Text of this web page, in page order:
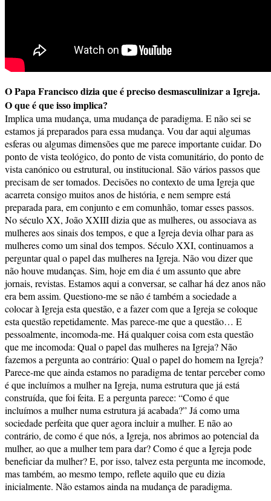
O Papa Francisco dizia que é preciso desmasculinizar a Igreja.
O que é que isso implica?
Implica uma mudança, uma mudança de paradigma. E não sei se
estamos já preparados para essa mudança. Vou dar aqui algumas
esferas ou algumas dimensões que me parece importante cuidar. Do
ponto de vista teológico, do ponto de vista comunitário, do ponto de
vista canónico ou estrutural, ou institucional. São vários passos que
precisam de ser tomados. Decisões no contexto de uma Igreja que
acarreta consigo muitos anos de história, e nem sempre está
preparada para, em conjunto e em comunhão, tomar esses passos.
No século XX, João XXIII dizia que as mulheres, ou associava as
mulheres aos sinais dos tempos, e que a Igreja devia olhar para as
mulheres como um sinal dos tempos. Século XXI, continuamos a
perguntar qual o papel das mulheres na Igreja. Não vou dizer que
não houve mudanças. Sim, hoje em dia é um assunto que abre
jornais, revistas. Estamos aqui a conversar, se calhar há dez anos não
era bem assim. Questiono-me se não é também a sociedade a
colocar à Igreja esta questão, e a fazer com que a Igreja se coloque
esta questão repetidamente. Mas parece-me que a questão… E
pessoalmente, incomoda-me. Há qualquer coisa com esta questão
que me incomoda: Qual o papel das mulheres na Igreja? Não
fazemos a pergunta ao contrário: Qual o papel do homem na Igreja?
Parece-me que ainda estamos no paradigma de tentar perceber como
é que incluímos a mulher na Igreja, numa estrutura que já está
construída, que foi feita. E a pergunta parece: “Como é que
incluímos a mulher numa estrutura já acabada?” Já como uma
sociedade perfeita que quer agora incluir a mulher. E não ao
contrário, de como é que nós, a Igreja, nos abrimos ao potencial da
mulher, ao que a mulher tem para dar? Como é que a Igreja pode
beneficiar da mulher? E, por isso, talvez esta pergunta me incomode,
mas também, ao mesmo tempo, reflete aquilo que eu dizia
inicialmente. Não estamos ainda na mudança de paradigma.